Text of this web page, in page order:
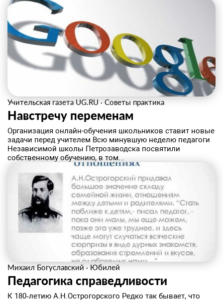
Учительская газета UG.RU · Советы практика
Навстречу переменам
Организация онлайн-обучения школьников ставит новые
задачи перед учителем Всю минувшую неделю педагоги
Независимой школы Петрозаводска посвятили
собственному обучению, в том...
Михаил Богуславский · Юбилей
Педагогика справедливости
К 180‑летию А.Н.Острогорского Редко так бывает, что